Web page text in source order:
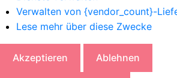
Verwalten von {vendor_count}-
Lese mehr über diese Zwecke
Akzeptieren Ablehnen